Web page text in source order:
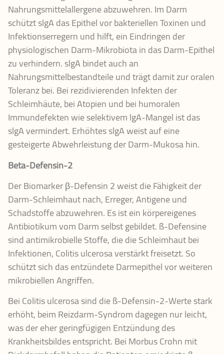
Nahrungsmittelallergene abzuwehren. Im Darm
schützt slgA das Epithel vor bakteriellen Toxinen und
Infektionserregern und hilft, ein Eindringen der
physiologischen Darm-Mikrobiota in das Darm-Epithel
zu verhindern. slgA bindet auch an
Nahrungsmittelbestandteile und trägt damit zur oralen
Toleranz bei. Bei rezidivierenden Infekten der
Schleimhäute, bei Atopien und bei humoralen
Immundefekten wie selektivem lgA-Mangel ist das
slgA vermindert. Erhöhtes slgA weist auf eine
gesteigerte Abwehrleistung der Darm-Mukosa hin.
Beta-Defensin-2
Der Biomarker β-Defensin 2 weist die Fähigkeit der
Darm-Schleimhaut nach, Erreger, Antigene und
Schadstoffe abzuwehren. Es ist ein körpereigenes
Antibiotikum vom Darm selbst gebildet. ß-Defensine
sind antimikrobielle Stoffe, die die Schleimhaut bei
Infektionen, Colitis ulcerosa verstärkt freisetzt. So
schützt sich das entzündete Darmepithel vor weiteren
mikrobiellen Angriffen.
Bei Colitis ulcerosa sind die ß-Defensin-2-Werte stark
erhöht, beim Reizdarm-Syndrom dagegen nur leicht,
was der eher geringfügigen Entzündung des
Krankheitsbildes entspricht. Bei Morbus Crohn mit